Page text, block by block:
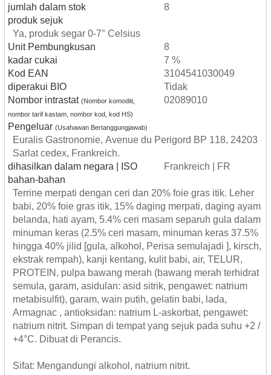
jumlah dalam stok
8
produk sejuk
Ya, produk segar 0-7° Celsius
Unit Pembungkusan
8
kadar cukai
7 %
Kod EAN
3104541030049
diperakui BIO
Tidak
Nombor intrastat (Nombor komoditi,
nombor tarif kastam, nombor kod, kod HS)
02089010
Pengeluar (Usahawan Bertanggungjawab)
Euralis Gastronomie, Avenue du Perigord BP 118, 24203
Sarlat cedex, Frankreich.
dihasilkan dalam negara | ISO
Frankreich | FR
bahan-bahan
Terrine merpati dengan ceri dan 20% foie gras itik. Leher
babi, 20% foie gras itik, 15% daging merpati, daging ayam
belanda, hati ayam, 5.4% ceri masam separuh gula dalam
minuman keras (2.5% ceri masam, minuman keras 37.5%
hingga 40% jilid [gula, alkohol, Perisa semulajadi ], kirsch,
ekstrak rempah), kanji kentang, kulit babi, air, TELUR,
PROTEIN, pulpa bawang merah (bawang merah terhidrat
semula, garam, asidulan: asid sitrik, pengawet: natrium
metabisulfit), garam, wain putih, gelatin babi, lada,
Armagnac , antioksidan: natrium L-askorbat, pengawet:
natrium nitrit. Simpan di tempat yang sejuk pada suhu +2 /
+4°C. Dibuat di Perancis.
Sifat: Mengandungi alkohol, natrium nitrit.